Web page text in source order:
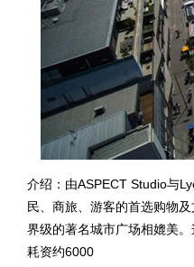
介绍：由ASPECT Studio与
民、商旅、游客的首选购物
界级的著名城市广场相媲美
耗资约6000